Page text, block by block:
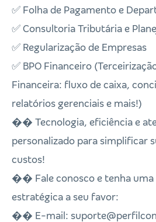
✅ Folha de Pagamento e
✅ Consultoria Tributária e
✅ Regularização de Empresas
✅ BPO Financeiro
Financeira: fluxo de caixa,
relatórios gerenciais e mais!)
�� Tecnologia, eficiência e
personalizado para simplificar
custos!
�� Fale conosco e tenha uma
estratégica a seu favor:
�� E-mail: